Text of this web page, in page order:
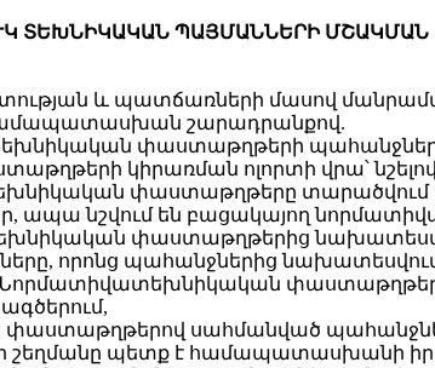
ՏԵԽՆԻԿԱԿԱՆ ՊԱՅՄԱՆՆԵՐԻ
և պատճառների մասով
շարադրանքով.
փաստաթղթերի
կիրառման ոլորտի վրա՝
փաստաթղթերը տարածվում
ապա նշվում են բացակայող
փաստաթղթերից
որոնց պահանջներից նախատեսվում
Նորմատիվատեխնիկական
սահմանված
շեղմանը պետք է համապատասխանի